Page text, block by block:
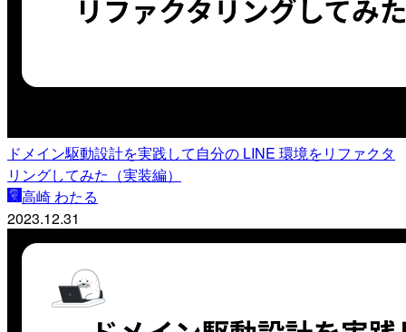
ドメイン駆動設計を実践して自分の LINE 環境をリファクタ
リングしてみた（実装編）
高崎 わたる
2023.12.31